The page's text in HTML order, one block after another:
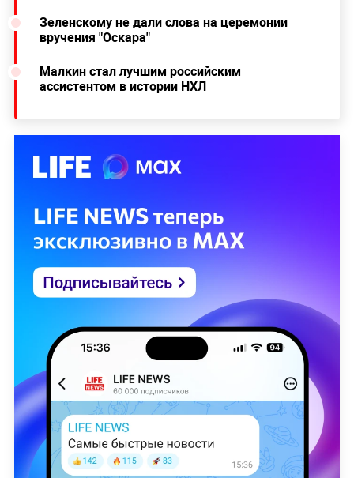
Зеленскому не дали слова на церемонии
вручения "Оскара"
Малкин стал лучшим российским
ассистентом в истории НХЛ